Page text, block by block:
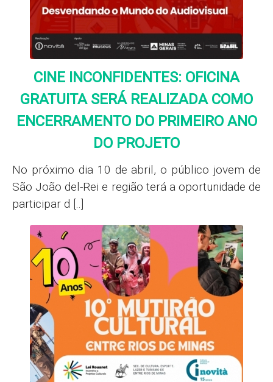
CINE INCONFIDENTES: OFICINA
GRATUITA SERÁ REALIZADA COMO
ENCERRAMENTO DO PRIMEIRO ANO
DO PROJETO
No próximo dia 10 de abril, o público jovem de
São João del-Rei e região terá a oportunidade de
participar d [..]